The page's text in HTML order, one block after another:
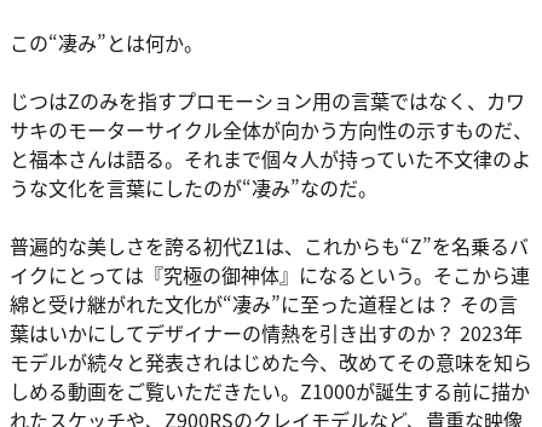
この“凄み”とは何か。
じつはZのみを指すプロモーション用の言葉ではなく、カワ
サキのモーターサイクル全体が向かう方向性の示すものだ、
と福本さんは語る。それまで個々人が持っていた不文律のよ
うな文化を言葉にしたのが“凄み”なのだ。
普遍的な美しさを誇る初代Z1は、これからも“Z”を名乗るバ
イクにとっては『究極の御神体』になるという。そこから連
綿と受け継がれた文化が“凄み”に至った道程とは？ その言
葉はいかにしてデザイナーの情熱を引き出すのか？ 2023年
モデルが続々と発表されはじめた今、改めてその意味を知ら
しめる動画をご覧いただきたい。Z1000が誕生する前に描か
れたスケッチや、Z900RSのクレイモデルなど、貴重な映像